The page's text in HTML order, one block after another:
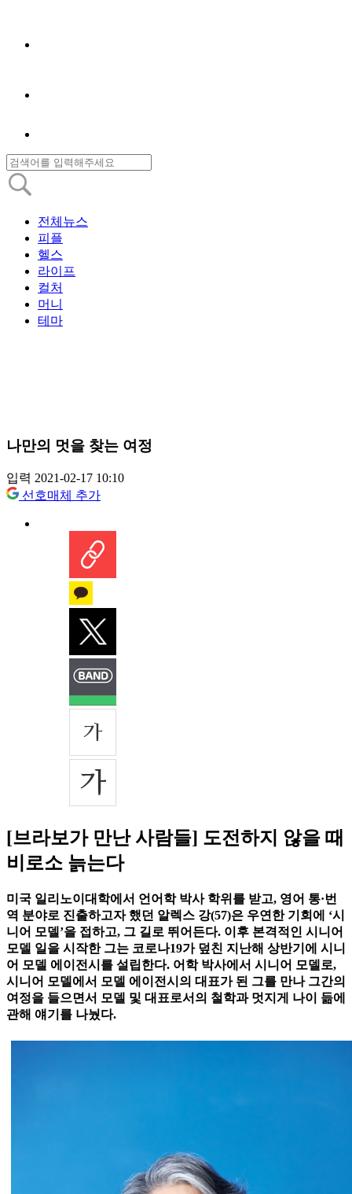
전체뉴스
피플
헬스
라이프
컬처
머니
테마
나만의 멋을 찾는 여정
입력 2021-02-17 10:10
선호매체 추가
[브라보가 만난 사람들] 도전하지 않을 때
비로소 늙는다
미국 일리노이대학에서 언어학 박사 학위를 받고, 영어 통·번
역 분야로 진출하고자 했던 알렉스 강(57)은 우연한 기회에 ‘시
니어 모델’을 접하고, 그 길로 뛰어든다. 이후 본격적인 시니어
모델 일을 시작한 그는 코로나19가 덮친 지난해 상반기에 시니
어 모델 에이전시를 설립한다. 어학 박사에서 시니어 모델로,
시니어 모델에서 모델 에이전시의 대표가 된 그를 만나 그간의
여정을 들으면서 모델 및 대표로서의 철학과 멋지게 나이 듦에
관해 얘기를 나눴다.